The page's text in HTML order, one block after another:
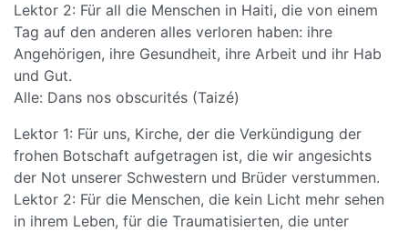
Lektor 2: Für all die Menschen in Haiti, die von einem
Tag auf den anderen alles verloren haben: ihre
Angehörigen, ihre Gesundheit, ihre Arbeit und ihr Hab
und Gut.
Alle: Dans nos obscurités (Taizé)
Lektor 1: Für uns, Kirche, der die Verkündigung der
frohen Botschaft aufgetragen ist, die wir angesichts
der Not unserer Schwestern und Brüder verstummen.
Lektor 2: Für die Menschen, die kein Licht mehr sehen
in ihrem Leben, für die Traumatisierten, die unter